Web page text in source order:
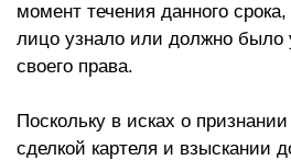
момент течения данного
лицо узнало или должно было
своего права.
Поскольку в исках о
сделкой картеля и взыскании